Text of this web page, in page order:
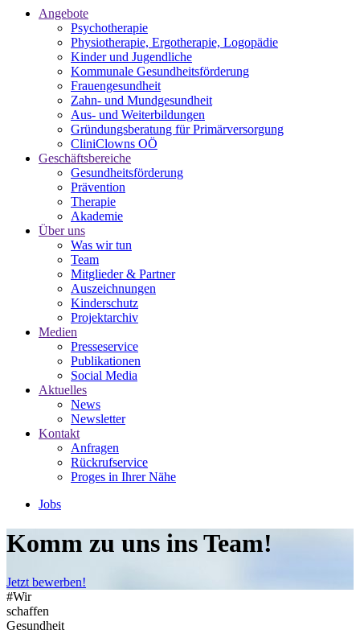
Angebote
Psychotherapie
Physiotherapie, Ergotherapie, Logopädie
Kinder und Jugendliche
Kommunale Gesundheitsförderung
Frauengesundheit
Zahn- und Mundgesundheit
Aus- und Weiterbildungen
Gründungsberatung für Primärversorgung
CliniClowns OÖ
Geschäftsbereiche
Gesundheitsförderung
Prävention
Therapie
Akademie
Über uns
Was wir tun
Team
Mitglieder & Partner
Auszeichnungen
Kinderschutz
Projektarchiv
Medien
Presseservice
Publikationen
Social Media
Aktuelles
News
Newsletter
Kontakt
Anfragen
Rückrufservice
Proges in Ihrer Nähe
Jobs
Komm zu uns ins Team!
Jetzt bewerben!
#Wir
schaffen
Gesundheit